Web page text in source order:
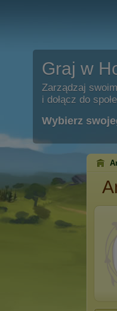
Graj w
Zarządzaj
i dołącz do
Wybierz